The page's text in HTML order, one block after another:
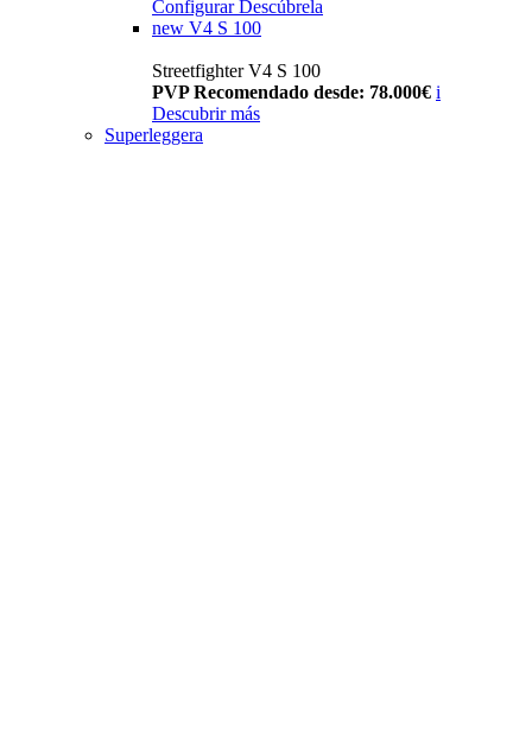
Configurar Descúbrela
new V4 S 100
Streetfighter V4 S 100
PVP Recomendado desde: 78.000€ i
Descubrir más
Superleggera